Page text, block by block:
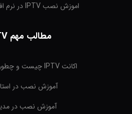
اموزش نصب IPTV در نرم افزار NET IPTV
مطالب مهم IPTV
اکانت IPTV چیست و چطور عمل میکند ؟
آموزش نصب در
آموزش نصب در مدیا